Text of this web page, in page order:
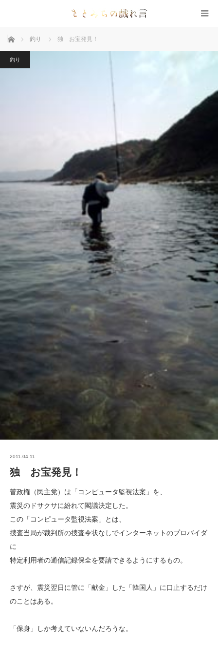
ホーム 釣り 独 お宝発見！
釣り
2011.04.11
独 お宝発見！
菅政権（民主党）は「コンピュータ監視法案」を、
震災のドサクサに紛れて閣議決定した。
この「コンピュータ監視法案」とは、
捜査当局が裁判所の捜査令状なしでインターネットのプロバイダ
に
特定利用者の通信記録保全を要請できるようにするもの。
さすが、震災翌日に管に「献金」した「韓国人」に口止するだけ
のことはある。
「保身」しか考えていないんだろうな。